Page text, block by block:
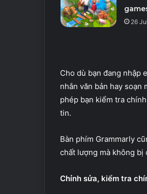
26
Cho dù bạn đang nhập
nhắn văn bản hay
phép bạn kiểm tra
tin.
Bàn phím Grammarly
chất lượng mà không bị
Chỉnh sửa, kiểm tra